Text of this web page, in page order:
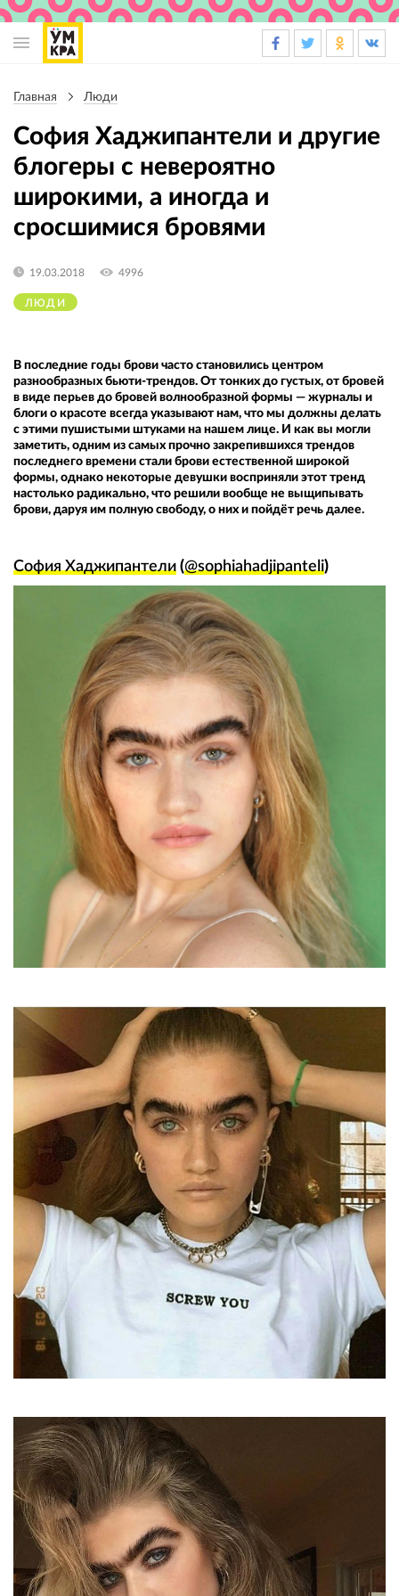
навигации
Главная Люди
София Хаджипантели и другие
блогеры с невероятно
широкими, а иногда и
сросшимися бровями
ЛЮДИ
19.03.2018 4996
В последние годы брови часто становились центром
разнообразных бьюти-трендов. От тонких до густых, от бровей
в виде перьев до бровей волнообразной формы — журналы и
блоги о красоте всегда указывают нам, что мы должны делать
с этими пушистыми штуками на нашем лице. И как вы могли
заметить, одним из самых прочно закрепившихся трендов
последнего времени стали брови естественной широкой
формы, однако некоторые девушки восприняли этот тренд
настолько радикально, что решили вообще не выщипывать
брови, даруя им полную свободу, о них и пойдёт речь далее.
София Хаджипантели (@sophiahadjipanteli)